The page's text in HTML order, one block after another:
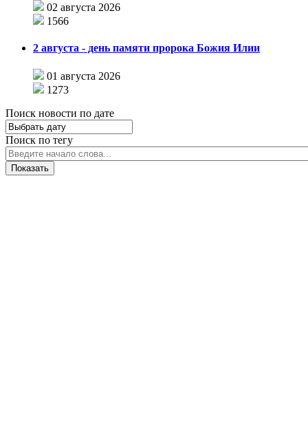
02 августа 2026
1566
2 августа - день памяти пророка Божия Илии
01 августа 2026
1273
Поиск новости по дате
Поиск по тегу